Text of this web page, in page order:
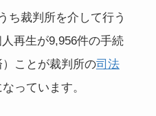
ち裁判所を介して行う
再生が9,956件の手続
ことが裁判所の司法
っています。